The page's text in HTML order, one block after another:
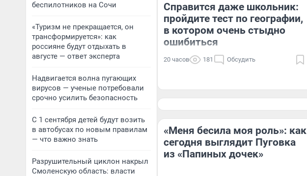
беспилотников на Сочи
«Туризм не прекращается, он
трансформируется»: как
россияне будут отдыхать в
августе — ответ эксперта
Надвигается волна пугающих
вирусов — ученые потребовали
срочно усилить безопасность
С 1 сентября детей будут возить
в автобусах по новым правилам
— что важно знать
Разрушительный циклон накрыл
Смоленскую область: власти
Справится даже школьник:
пройдите тест по географии,
в котором очень стыдно
ошибиться
20 часов 181 Обсудить
«Меня бесила моя роль»: как
сегодня выглядит Пуговка
из «Папиных дочек»